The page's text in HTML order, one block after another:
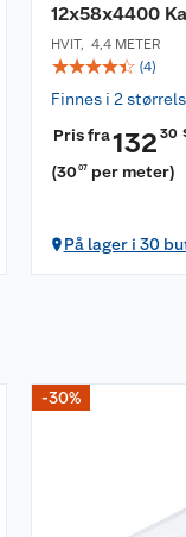
12x58x4400
HVIT, 4,4 METER
☆☆☆☆☆ (4)
Finnes i 2
Pris fra132 30
(3007 per meter)
På lager i 30
-30%